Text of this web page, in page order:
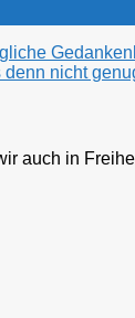
denn nicht
auch in